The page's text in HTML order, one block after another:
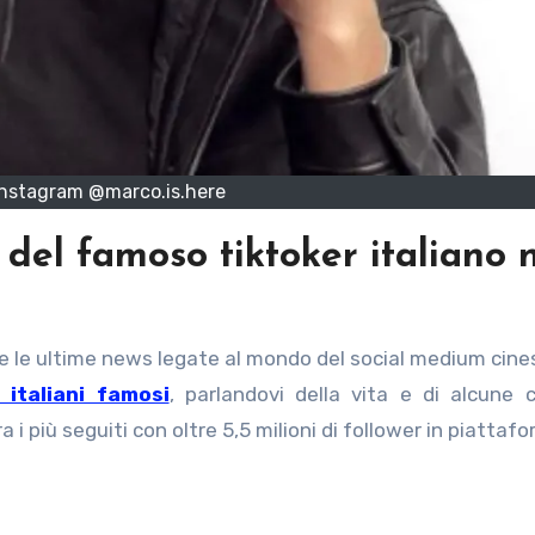
@marco.is.here
famoso tiktoker italiano
italiani famosi, parlandovi della vita e di alcune
i più seguiti con oltre 5,5 milioni di follower in